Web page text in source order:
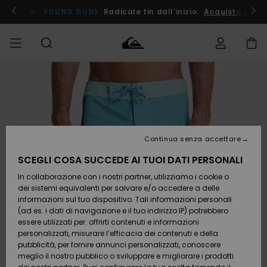
informazioni
prodotto
! YOUNG GUNS Radicale fin dall’inizio. Acquista Ora
Abbigliamento
Accessori
Calzature
e
infradito
Surf /
Acqua
BAMBINO
Abbigliamento
Accessori
Calzature
e
infradito
Surf /
Acqua
Shop
Nuovi
Da
Scoprire
Snow
SURF
Surf Shop
Uomo
Highlights
Comunità
SNOW
Snow
Shop
Shop
Snow
Shop
Donna
OUTLET
Outlet
Uomo
Outlet
Donna
ordine
Pagamento
Buono regalo
Quiksilver
Freedom
SCEGLI COSA SUCCEDE AI TUOI DATI PERSONALI
In collaborazione con i nostri partner, utilizziamo i cookie o
dei sistemi equivalenti per salvare e/o accedere a delle
informazioni sul tuo dispositivo. Tali informazioni personali
(ad es. i dati di navigazione e il tuo indirizzo IP) potrebbero
essere utilizzati per: offrirti contenuti e informazioni
personalizzati, misurare l’efficacia dei contenuti e della
pubblicità, per fornire annunci personalizzati, conoscere
meglio il nostro pubblico o sviluppare e migliorare i prodotti
Continua senza accettare